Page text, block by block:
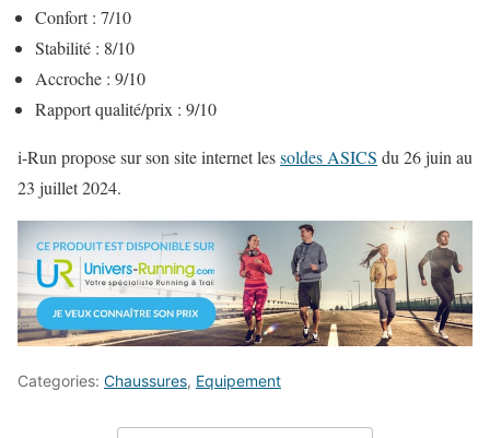
Confort : 7/10
Stabilité : 8/10
Accroche : 9/10
Rapport qualité/prix : 9/10
i-Run propose sur son site internet lessoldes ASICS du 26 juin au
23 juillet 2024.
Categories: Chaussures, Equipement